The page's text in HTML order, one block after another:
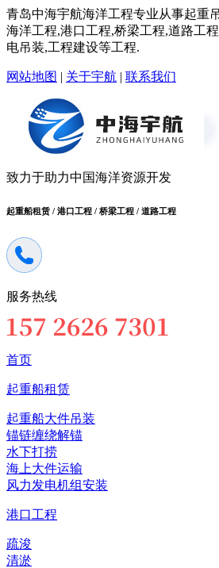
青岛中海宇航海洋工程专业从事起重
海洋工程,港口工程,桥梁工程,道路工
电吊装,工程建设等工程.
网站地图 | 关于宇航 | 联系我们
致力于助力中国海洋资源开发
起重船租赁 / 港口工程 / 桥梁工程 / 道路工程
服务热线
首页
起重船租赁
起重船大件吊装
锚链缠绕解锚
水下打捞
海上大件运输
风力发电机组安装
港口工程
疏浚
清淤